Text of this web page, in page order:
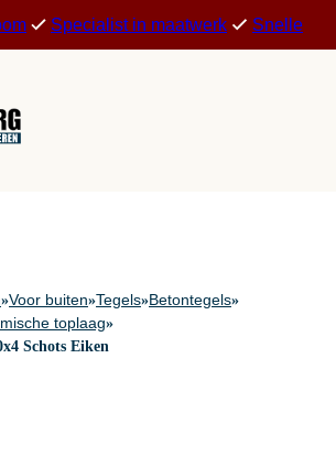
Specialist in maatwerk Snelle
»Voor buiten»Tegels»Betontegels»
toplaag»
Schots Eiken